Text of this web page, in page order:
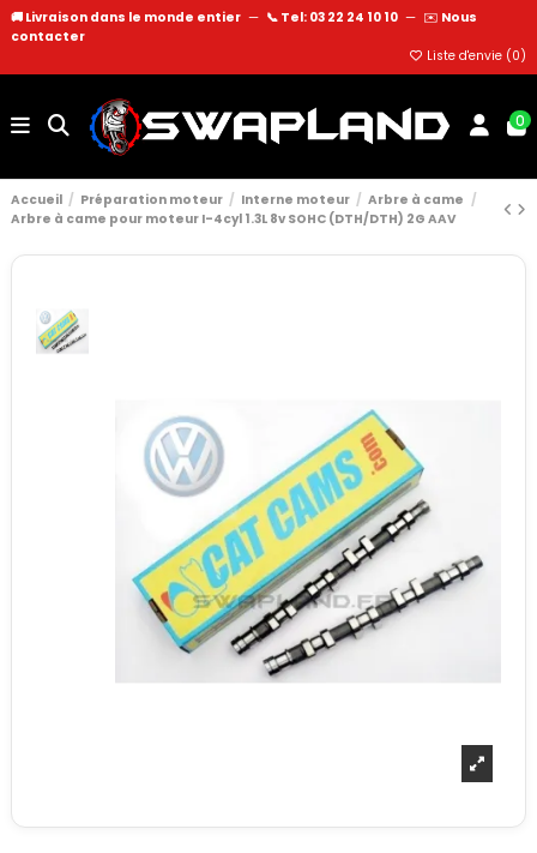
🚚 Livraison dans le monde entier — 📞 Tel: 03 22 24 10 10 — ✉️ Nous
contacter
Liste d'envie (0)
0
Accueil Préparation moteur Interne moteur
Arbre à came
Arbre à came pour moteur I-4cyl 1.3L 8v SOHC (DTH/DTH) 2G AAV